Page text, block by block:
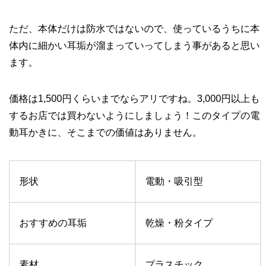
ただ、本体だけは防水ではないので、使っているうちに本
体内に細かい耳垢が溜まっていってしまう事があると思い
ます。
価格は1,500円くらいまでならアリですね。3,000円以上も
するお店では買わないようにしましょう！このタイプの電
動耳かきに、そこまでの価値はありません。
形状 電動・吸引型
おすすめの耳垢 乾燥・粉タイプ